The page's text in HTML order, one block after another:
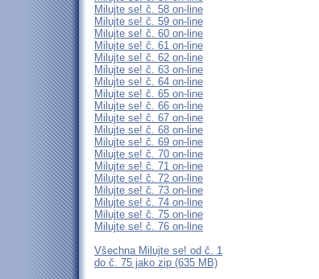
Milujte se! č. 58 on-line
Milujte se! č. 59 on-line
Milujte se! č. 60 on-line
Milujte se! č. 61 on-line
Milujte se! č. 62 on-line
Milujte se! č. 63 on-line
Milujte se! č. 64 on-line
Milujte se! č. 65 on-line
Milujte se! č. 66 on-line
Milujte se! č. 67 on-line
Milujte se! č. 68 on-line
Milujte se! č. 69 on-line
Milujte se! č. 70 on-line
Milujte se! č. 71 on-line
Milujte se! č. 72 on-line
Milujte se! č. 73 on-line
Milujte se! č. 74 on-line
Milujte se! č. 75 on-line
Milujte se! č. 76 on-line
Všechna Milujte se! od č. 1
do č. 75 jako zip (635 MB)